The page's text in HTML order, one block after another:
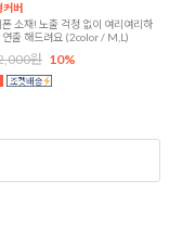
커버
소재! 노출 걱정 없이 여리여리하
연출 해드려요 (2color / M,L)
원 10%